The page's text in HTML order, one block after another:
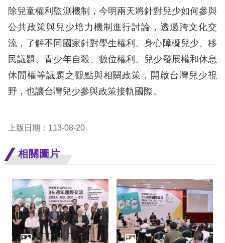
政
策
政
府
網
站
料
放
告
無
除兒童權利監測機制，今明兩天將針對兒少如何參與
公共政策與兒少培力機制進行討論，透過跨文化交
流，了解不同國家針對學生權利、身心障礙兒少、移
民議題、青少年自殺、數位權利、兒少發展權和休息
休閒權等議題之觀點與相關政策，開啟台灣兒少視
野，也讓台灣兒少參與政策接軌國際。
上版日期：113-08-20
相關圖片